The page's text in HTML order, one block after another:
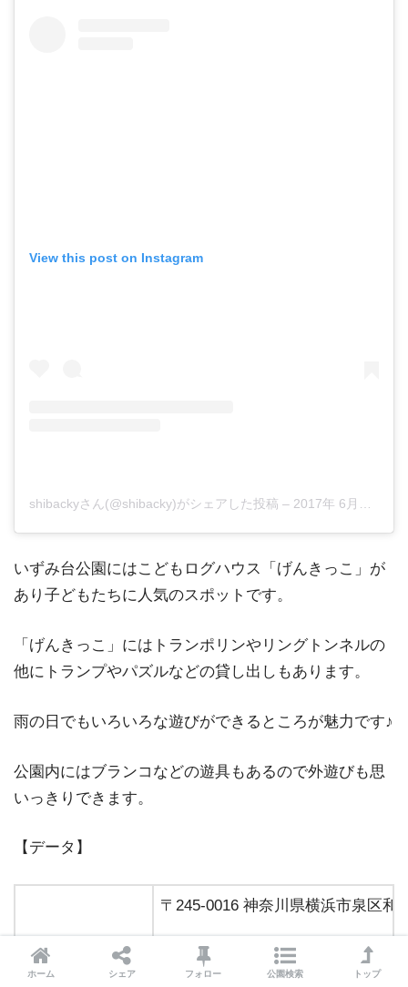
View this post on Instagram
shibackyさん(@shibacky)がシェアした投稿 – 2017年 6月月11日午前4時50分PDT
いずみ台公園にはこどもログハウス「げんきっこ」が
あり子どもたちに人気のスポットです。
「げんきっこ」にはトランポリンやリングトンネルの
他にトランプやパズルなどの貸し出しもあります。
雨の日でもいろいろな遊びができるところが魅力です♪
公園内にはブランコなどの遊具もあるので外遊びも思
いっきりできます。
【データ】
〒245-0016 神奈川県横浜市泉区和
ホーム シェア フォロー 公園検索 トップ